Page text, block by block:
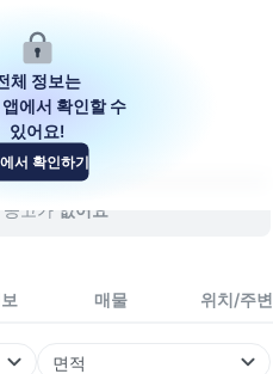
번길 10
공고가 없어요
매물 위치/주변
면적
체 정보는
에서 확인할 수
있어요!
서 확인하기